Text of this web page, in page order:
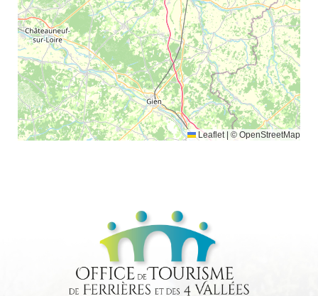
Leaflet © OpenStreetMap